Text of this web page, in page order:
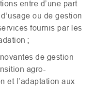
entre d’une part
ou de gestion
fournis par les
;
de gestion
agro-
et l’adaptation aux